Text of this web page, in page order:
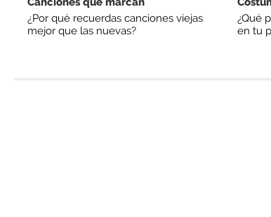
¿Por qué recuerdas canciones viejas
mejor que las nuevas?
¿Qué
en tu